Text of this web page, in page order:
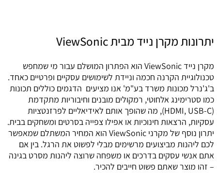
יתרונות מקרן נייד מבית ViewSonic
מקרן נייד ViewSonic הוא הפתרון המושלם עבור מי שמחפש
טכנולוגיית הקרנה חכמה וניידת לשימושים עסקיים ופרטיים כאחד.
ב'ג'נרל מכונות משרד בע"מ' אנו מציעים הדגמים כוללים תכונות
כמו סטרימינג אלחוטי, רמקולים מובנים וחיבוריות מתקדמת
(HDMI, USB-C), מה שהופך אותם לאידיאליים לפרזנטציות
עסקיות, הרצאות חינוכיות או אפילו צפייה בסרטים ומשחקים בבית.
יתרון נוסף של מקרני ViewSonic הוא המחיר המשתלם שמאפשר
לכם ליהנות מביצועים מרשימים מבלי לפשוט את הרגל. בין אם
אתם אנשי עסקים בדרכים או משפחה שרוצה ליהנות מסרט בגינה
– זהו מוצר שאתם פשוט חייבים להכיר.